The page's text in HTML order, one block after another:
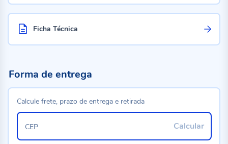
Ficha Técnica
Forma de entrega
Calcule frete, prazo de entrega e retirada
Calcular
CEP